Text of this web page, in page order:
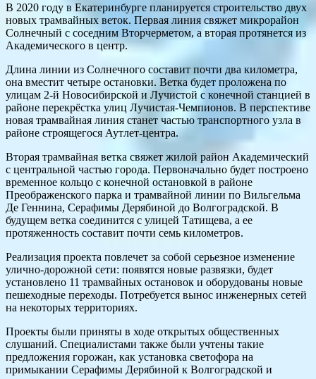
В 2020 году в Екатеринбурге планируется строительство двух
новых трамвайных веток. Первая линия свяжет микрорайон
Солнечный с соседним Вторчерметом, а вторая протянется из
Академического в центр.
Длина линии из Солнечного составит почти два километра,
она вместит четыре остановки. Ветка будет проложена по
улицам 2-й Новосибирской и Лучистой с конечной станцией в
районе перекрёстка улиц Лучистая-Чемпионов. В перспективе
новая трамвайная линия станет частью транспортного узла в
районе строящегося Аутлет-центра.
Вторая трамвайная ветка свяжет жилой район Академический
с центральной частью города. Первоначально будет построено
временное кольцо с конечной остановкой в районе
Преображенского парка и трамвайной линии по Вильгельма
Де Геннина, Серафимы Дерябиной до Волгоградской. В
будущем ветка соединится с улицей Татищева, а ее
протяженность составит почти семь километров.
Реализация проекта повлечет за собой серьезное изменение
улично-дорожной сети: появятся новые развязки, будет
установлено 11 трамвайных остановок и оборудованы новые
пешеходные переходы. Потребуется вынос инженерных сетей
на некоторых территориях.
Проекты были приняты в ходе открытых общественных
слушаний. Специалистами также были учтены такие
предложения горожан, как установка светофора на
примыкании Серафимы Дерябиной к Волгоградской и